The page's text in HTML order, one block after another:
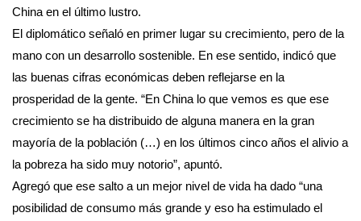
China en el último lustro.
El diplomático señaló en primer lugar su crecimiento, pero de la
mano con un desarrollo sostenible. En ese sentido, indicó que
las buenas cifras económicas deben reflejarse en la
prosperidad de la gente. “En China lo que vemos es que ese
crecimiento se ha distribuido de alguna manera en la gran
mayoría de la población (…) en los últimos cinco años el alivio a
la pobreza ha sido muy notorio”, apuntó.
Agregó que ese salto a un mejor nivel de vida ha dado “una
posibilidad de consumo más grande y eso ha estimulado el